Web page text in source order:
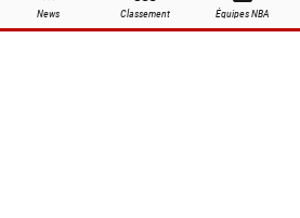
News Classement Équipes NBA
Phoenix Mercury